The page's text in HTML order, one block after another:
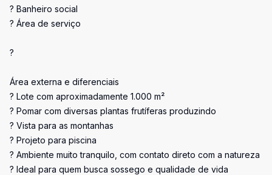
? Banheiro social
? Área de serviço
?
Área externa e diferenciais
? Lote com aproximadamente 1.000 m²
? Pomar com diversas plantas frutíferas produzindo
? Vista para as montanhas
? Projeto para piscina
? Ambiente muito tranquilo, com contato direto com a natureza
? Ideal para quem busca sossego e qualidade de vida